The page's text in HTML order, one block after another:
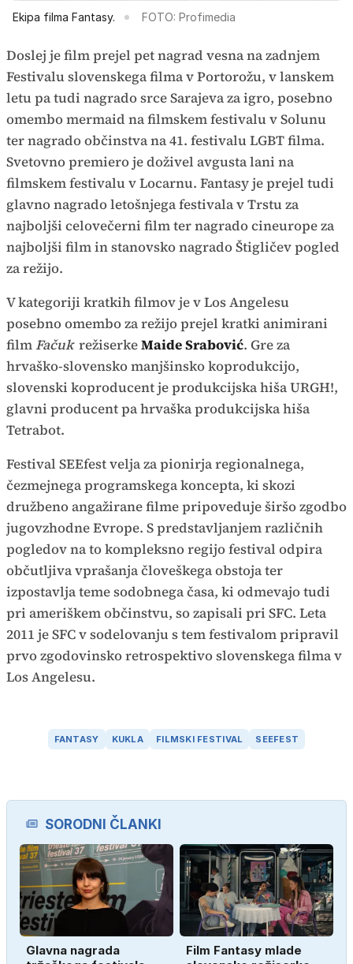
Ekipa filma Fantasy. FOTO: Profimedia
Doslej je film prejel pet nagrad vesna na zadnjem
Festivalu slovenskega filma v Portorožu, v lanskem
letu pa tudi nagrado srce Sarajeva za igro, posebno
omembo mermaid na filmskem festivalu v Solunu
ter nagrado občinstva na 41. festivalu LGBT filma.
Svetovno premiero je doživel avgusta lani na
filmskem festivalu v Locarnu. Fantasy je prejel tudi
glavno nagrado letošnjega festivala v Trstu za
najboljši celovečerni film ter nagrado cineurope za
najboljši film in stanovsko nagrado Štigličev pogled
za režijo.
V kategoriji kratkih filmov je v Los Angelesu
posebno omembo za režijo prejel kratki animirani
filmFačuk režiserkeMaide Srabović. Gre za
hrvaško-slovensko manjšinsko koprodukcijo,
slovenski koproducent je produkcijska hiša URGH!,
glavni producent pa hrvaška produkcijska hiša
Tetrabot.
Festival SEEfest velja za pionirja regionalnega,
čezmejnega programskega koncepta, ki skozi
družbeno angažirane filme pripoveduje širšo zgodbo
jugovzhodne Evrope. S predstavljanjem različnih
pogledov na to kompleksno regijo festival odpira
občutljiva vprašanja človeškega obstoja ter
izpostavlja teme sodobnega časa, ki odmevajo tudi
pri ameriškem občinstvu, so zapisali pri SFC. Leta
2011 je SFC v sodelovanju s tem festivalom pripravil
prvo zgodovinsko retrospektivo slovenskega filma v
Los Angelesu.
FANTASY KUKLA FILMSKI FESTIVAL SEEFEST
SORODNI ČLANKI
Glavna nagrada
Film Fantasy mlade